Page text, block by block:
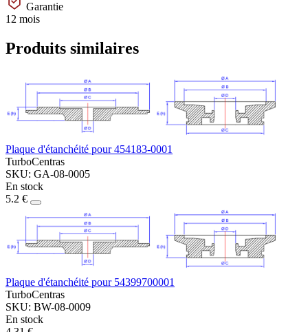
Garantie
12 mois
Produits similaires
Plaque d'étanchéité pour 454183-0001
TurboCentras
SKU: GA-08-0005
En stock
5.2 €
Plaque d'étanchéité pour 54399700001
TurboCentras
SKU: BW-08-0009
En stock